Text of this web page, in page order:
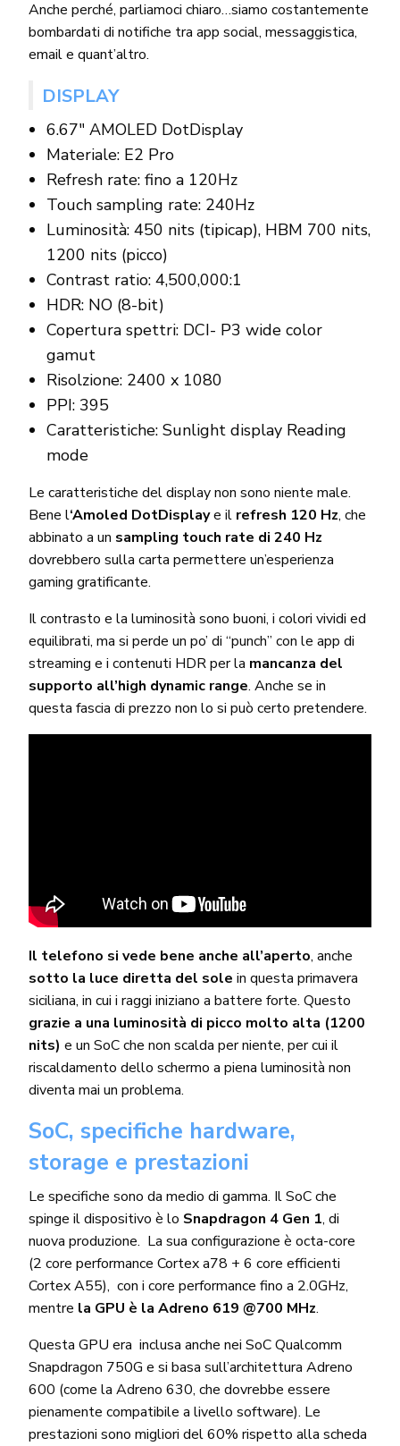
Anche perché, parliamoci chiaro…siamo costantemente
bombardati di notifiche tra app social, messaggistica,
email e quant’altro.
DISPLAY
6.67″ AMOLED DotDisplay
Materiale: E2 Pro
Refresh rate: fino a 120Hz
Touch sampling rate: 240Hz
Luminosità: 450 nits (tipicap), HBM 700 nits,
1200 nits (picco)
Contrast ratio: 4,500,000:1
HDR: NO (8-bit)
Copertura spettri: DCI- P3 wide color
gamut
Risolzione: 2400 x 1080
PPI: 395
Caratteristiche: Sunlight display Reading
mode
Le caratteristiche del display non sono niente male.
Bene l‘Amoled DotDisplaye il refresh 120 Hz, che
abbinato a un sampling touch rate di 240 Hz
dovrebbero sulla carta permettere un’esperienza
gaming gratificante.
Il contrasto e la luminosità sono buoni, i colori vividi ed
equilibrati, ma si perde un po’ di “punch” con le app di
streaming e i contenuti HDR per la mancanza del
supporto all’high dynamic range. Anche se in
questa fascia di prezzo non lo si può certo pretendere.
Il telefono si vede bene anche all’aperto, anche
sotto la luce diretta del sole in questa primavera
siciliana, in cui i raggi iniziano a battere forte. Questo
grazie a una luminosità di picco molto alta (1200
nits) e un SoC che non scalda per niente, per cui il
riscaldamento dello schermo a piena luminosità non
diventa mai un problema.
SoC, specifiche hardware,
storage e prestazioni
Le specifiche sono da medio di gamma. Il SoC che
spinge il dispositivo è lo Snapdragon 4 Gen 1, di
nuova produzione. La sua configurazione è octa-core
(2 core performance Cortex a78 + 6 core efficienti
Cortex A55), con i core performance fino a 2.0GHz,
mentre la GPU è la Adreno 619 @700 MHz.
Questa GPU era inclusa anche nei SoC Qualcomm
Snapdragon 750G e si basa sull’architettura Adreno
600 (come la Adreno 630, che dovrebbe essere
pienamente compatibile a livello software). Le
prestazioni sono migliori del 60% rispetto alla scheda